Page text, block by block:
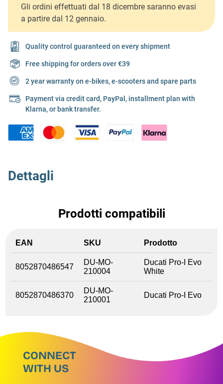
Gli ordini effettuati dal 18 dicembre saranno evasi
a partire dal 12 gennaio.
Quality control guaranteed on every shipment
Free shipping for orders over €39
2 year warranty on e-bikes, e-scooters and spare parts
Payment via credit card, PayPal, installment plan with
Klarna, or bank transfer.
Dettagli
Prodotti compatibili
EAN SKU Prodotto
8052870486547
DU-MO-
210004
Ducati Pro-I Evo
White
8052870486370
DU-MO-
210001
Ducati Pro-I Evo
CONNECT
WITH US